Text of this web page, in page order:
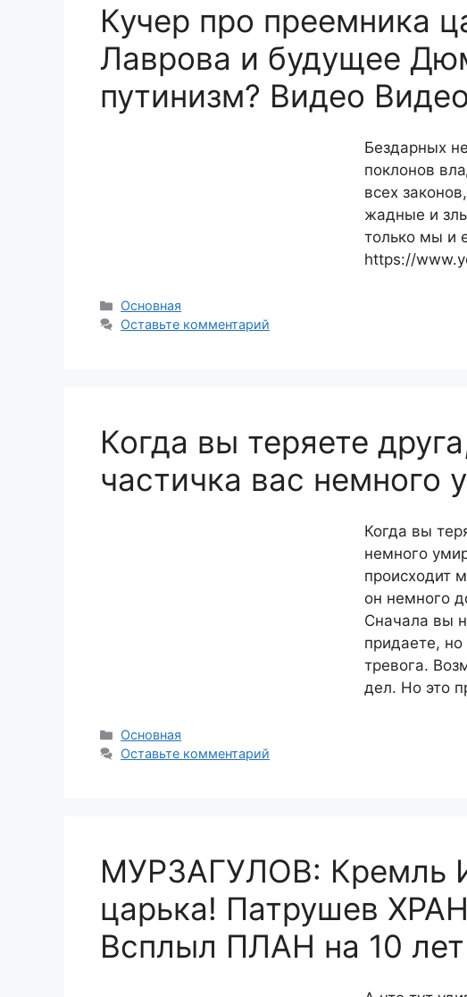
Кучер про преемника
Лаврова и будущее
путинизм? Видео Видео
Бездарных
поклонов
всех
жадные и
только мы и
https://
Рубрики
Основная
Оставьте комментарий
Когда вы теряете
частичка вас немного
Когда вы
немного
происходит
он немного
Сначала вы
придаете, но
тревога.
дел. Но это
Рубрики
Основная
Оставьте комментарий
МУРЗАГУЛОВ: Кремль
царька! Патрушев
Всплыл ПЛАН на 10